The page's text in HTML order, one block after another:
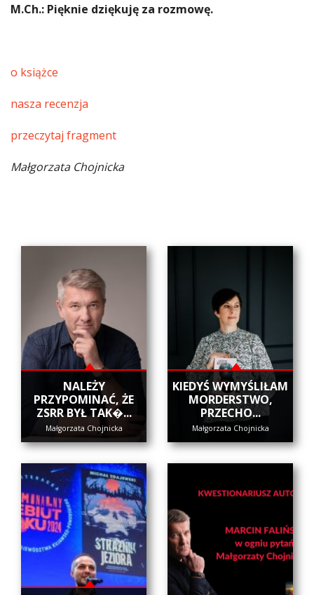
M.Ch.: Pięknie dziękuję za rozmowę.
o książce
nasza recenzja
przeczytaj fragment
Małgorzata Chojnicka
NALEŻY
PRZYPOMINAĆ, ŻE
ZSRR BYŁ TAK�...
Małgorzata Chojnicka
KIEDYŚ WYMYŚLIŁAM
MORDERSTWO,
PRZECHO...
Małgorzata Chojnicka